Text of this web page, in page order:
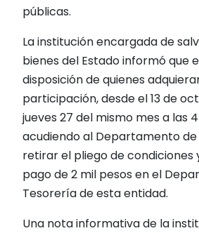
públicas.
La institución encargada de
bienes del Estado informó que
disposición de quienes
participación, desde el 13 de
jueves 27 del mismo mes a las
acudiendo al Departamento
retirar el pliego de condiciones
pago de 2 mil pesos en el
Tesorería de esta entidad.
Una nota informativa de la